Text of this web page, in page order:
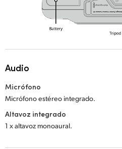
Audio
Micrófono
Micrófono estéreo integrado.
Altavoz integrado
1 x altavoz monoaural.